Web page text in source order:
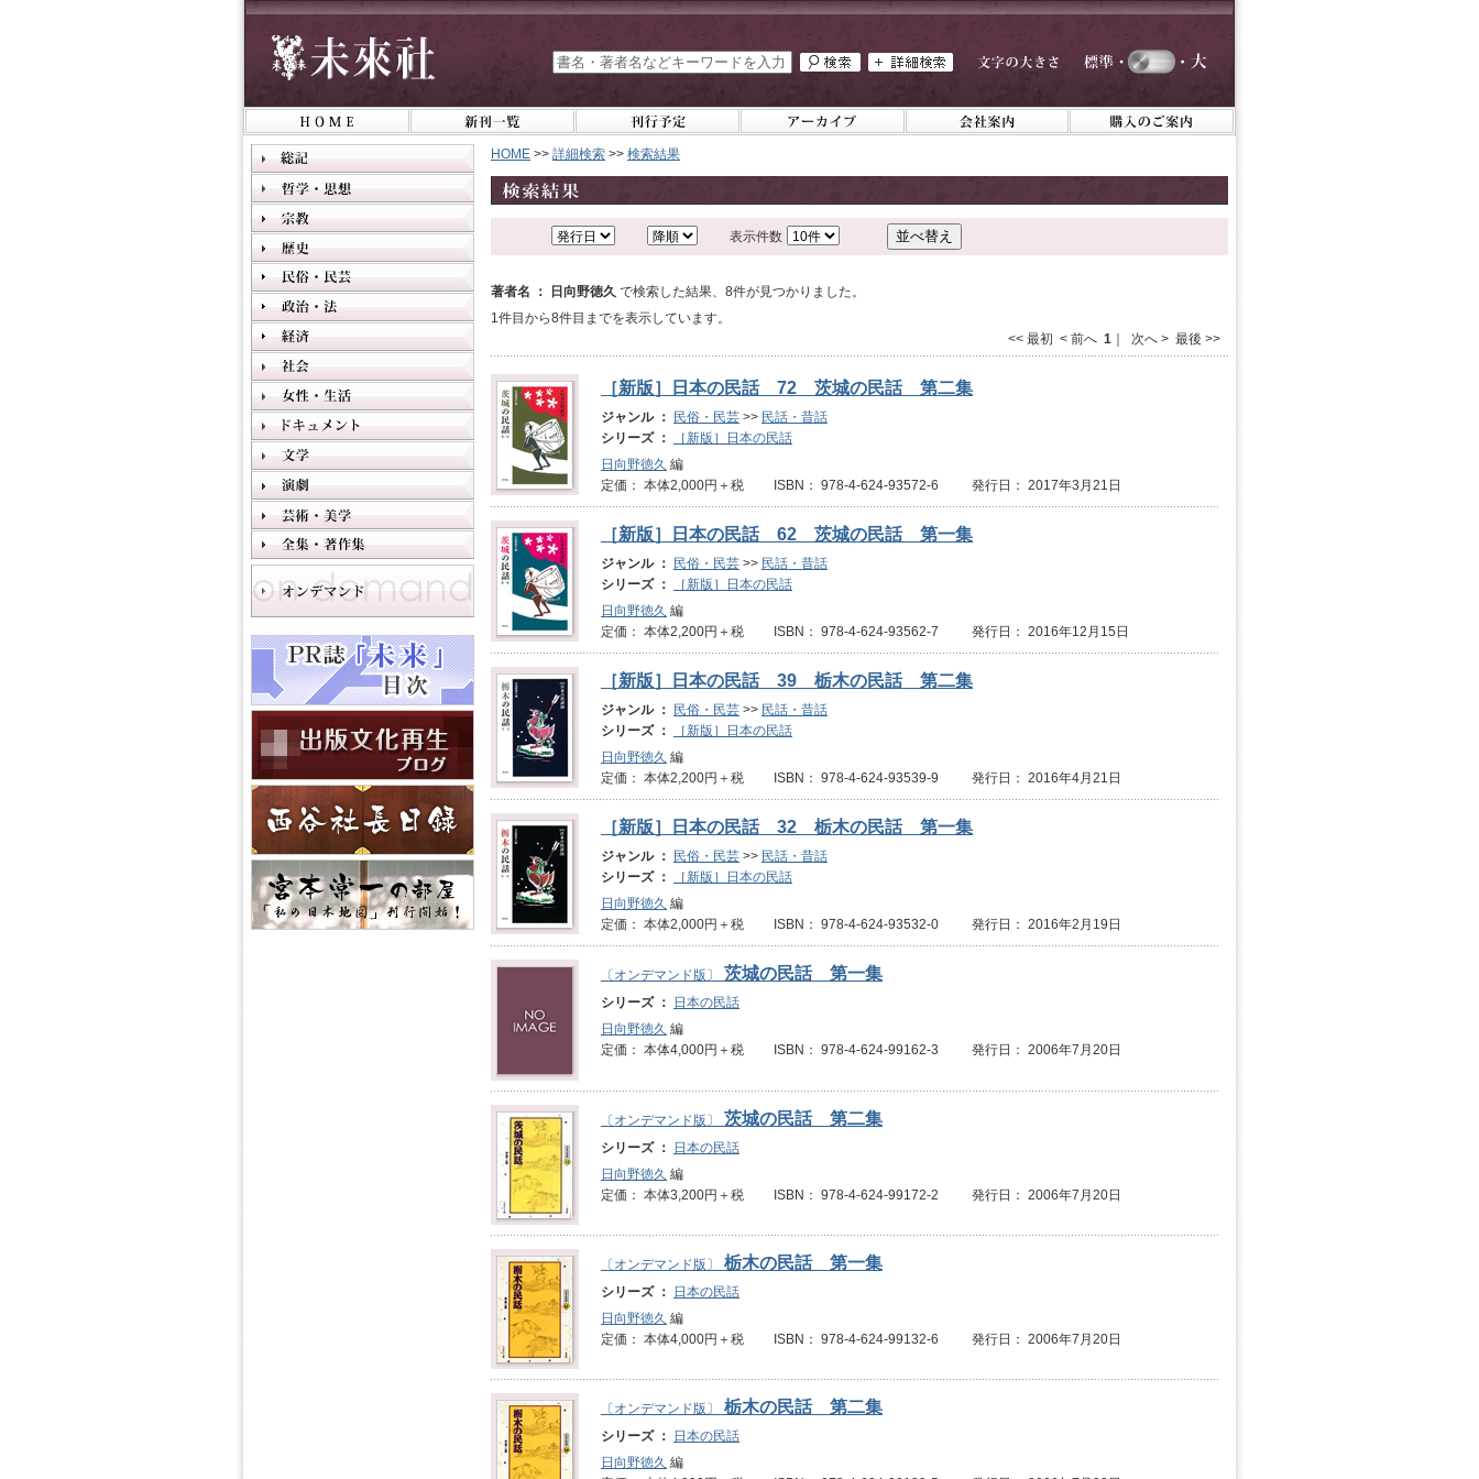
HOME >> 詳細検索 >> 検索結果
表示件数
著者名 ： 日向野徳久 で検索した結果、8件が見つかりました。
1件目から8件目までを表示しています。
<< 最初 < 前へ 1 ｜ 次へ > 最後 >>
［新版］日本の民話 72 茨城の民話 第二集
ジャンル ： 民俗・民芸 >> 民話・昔話
シリーズ ：
［新版］日本の民話
日向野徳久 編
定価： 本体2,000円＋税 ISBN： 978-4-624-93572-6 発行日： 2017年3月21日
［新版］日本の民話 62 茨城の民話 第一集
ジャンル ： 民俗・民芸 >> 民話・昔話
シリーズ ：
［新版］日本の民話
日向野徳久 編
定価： 本体2,200円＋税 ISBN： 978-4-624-93562-7 発行日： 2016年12月15日
［新版］日本の民話 39 栃木の民話 第二集
ジャンル ： 民俗・民芸 >> 民話・昔話
シリーズ ：
［新版］日本の民話
日向野徳久 編
定価： 本体2,200円＋税 ISBN： 978-4-624-93539-9 発行日： 2016年4月21日
［新版］日本の民話 32 栃木の民話 第一集
ジャンル ： 民俗・民芸 >> 民話・昔話
シリーズ ：
［新版］日本の民話
日向野徳久 編
定価： 本体2,000円＋税 ISBN： 978-4-624-93532-0 発行日： 2016年2月19日
〔オンデマンド版〕 茨城の民話 第一集
シリーズ ：
日本の民話
日向野徳久 編
定価： 本体4,000円＋税 ISBN： 978-4-624-99162-3 発行日： 2006年7月20日
〔オンデマンド版〕 茨城の民話 第二集
シリーズ ：
日本の民話
日向野徳久 編
定価： 本体3,200円＋税 ISBN： 978-4-624-99172-2 発行日： 2006年7月20日
〔オンデマンド版〕 栃木の民話 第一集
シリーズ ：
日本の民話
日向野徳久 編
定価： 本体4,000円＋税 ISBN： 978-4-624-99132-6 発行日： 2006年7月20日
〔オンデマンド版〕 栃木の民話 第二集
シリーズ ：
日本の民話
日向野徳久 編